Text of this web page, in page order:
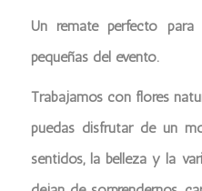
Un remate perfecto
pequeñas del evento.
Trabajamos con flores
puedas disfrutar de un
sentidos, la belleza y la